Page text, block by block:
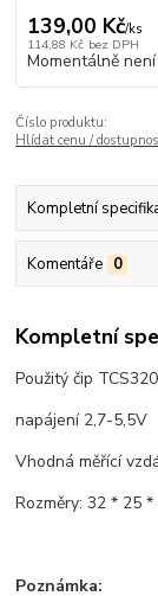
139,00 Kč/ks
114,88 Kč bez DPH
Momentálně
Číslo produktu:
Hlídat cenu /
Kompletní
Komentáře 0
Kompletní
Použitý čip
napájení 2,7-5,5V
Vhodná měřící
Rozměry: 32 * 25 *
Poznámka: